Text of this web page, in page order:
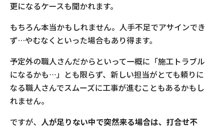
更になるケースも聞かれます。
もちろん本当かもしれません。人手不足でアサインでき
ず…やむなくといった場合もあり得ます。
予定外の職人さんだからといって一概に「施工トラブル
になるかも…」とも限らず、新しい担当がとても頼りに
なる職人さんでスムーズに工事が進むこともあるかもし
れません。
ですが、 人が足りない中で突然来る場合は、打合せ不